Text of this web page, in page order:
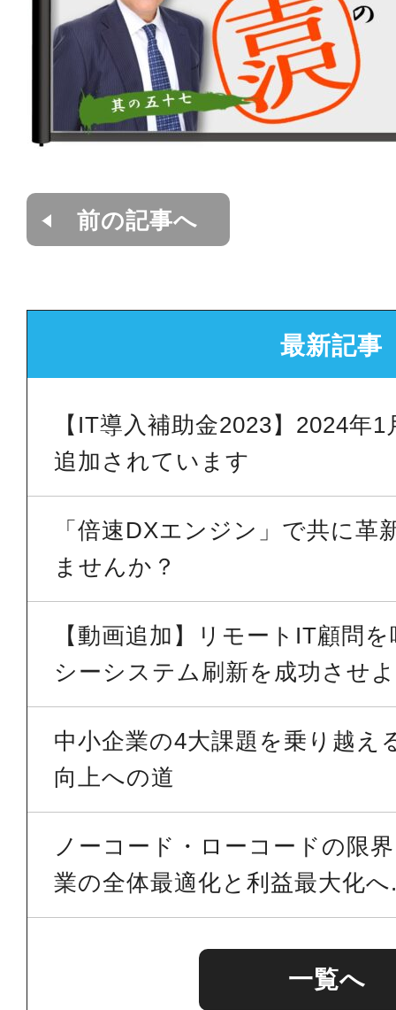
前の記事へ
最新記事
【IT導入補助金2023】2024年
追加されています
「倍速DXエンジン」で共に革
ませんか？
【動画追加】リモートIT顧問
シーシステム刷新を成功させ
中小企業の4大課題を乗り越え
向上への道
ノーコード・ローコードの限
業の全体最適化と利益最大化
一覧へ